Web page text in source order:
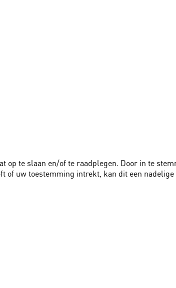
te slaan en/of te raadplegen. Door in te
uw toestemming intrekt, kan dit een